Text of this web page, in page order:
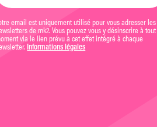
email est uniquement utilisé pour vous adresser les
de mk2. Vous pouvez vous y désinscrire à tout
via le lien prévu à cet effet intégré à chaque
Informations légales